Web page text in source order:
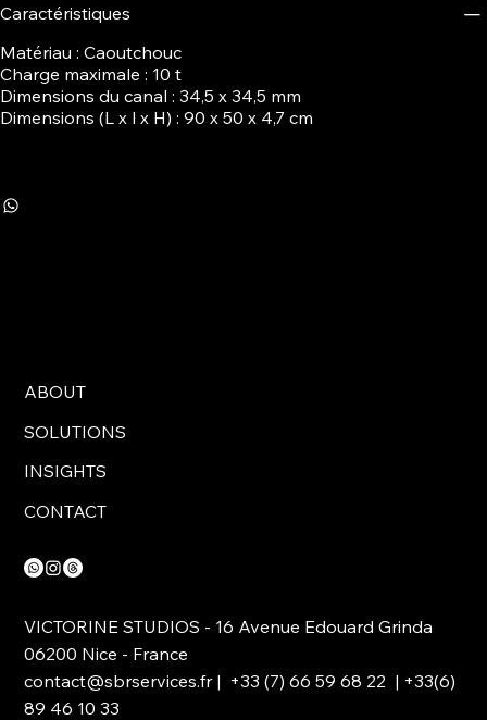
Caractéristiques
Matériau : Caoutchouc
Charge maximale : 10 t
Dimensions du canal : 34,5 x 34,5 mm
Dimensions (L x l x H) : 90 x 50 x 4,7 cm
ABOUT
SOLUTIONS
INSIGHTS
CONTACT
VICTORINE STUDIOS - 16 Avenue Edouard Grinda
06200 Nice - France
contact@sbrservices.fr| +33 (7) 66 59 68 22 | +33(6)
89 46 10 33